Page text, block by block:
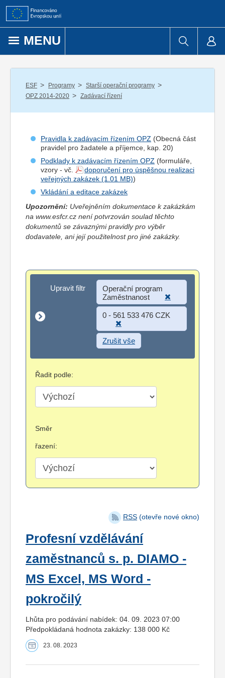
Přejít k obsahu
MENU
ESF / Programy / Starší operační programy /
OPZ 2014-2020 / Zadávací řízení
Pravidla k zadávacím řízením OPZ (Obecná část
pravidel pro žadatele a příjemce , kap. 20)
Podklady k zadávacím řízením OPZ (formuláře,
vzory - vč.
doporučení pro úspěšnou realizaci
veřejných zakázek
)
Vkládání a editace zakázek
Upozornění: Uveřejněním dokumentace k zakázkám
na www.esfcr.cz není potvrzován soulad těchto
dokumentů se závaznými pravidly pro výběr
dodavatele, ani její použitelnost pro jiné zakázky.
Upravit filtr
Upravit filtr
Operační program
Zaměstnanost
0 - 561 533 476 CZK
Zrušit vše
Řadit podle:
Směr
řazení:
RSS (otevře nové okno)
Profesní vzdělávání
zaměstnanců s. p. DIAMO -
MS Excel, MS Word -
pokročilý
Lhůta pro podávání nabídek: 04. 09. 2023 07:00
Předpokládaná hodnota zakázky: 138 000 Kč
23. 08. 2023